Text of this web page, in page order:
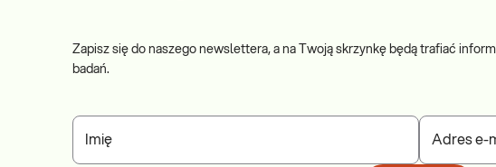
Zapisz się do naszego newslettera, a na Twoją skrzynkę będą trafiać
badań.
Imię Adres e-